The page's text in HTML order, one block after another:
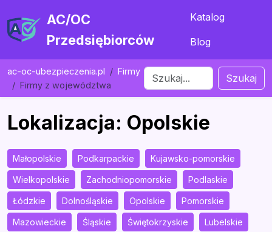
AC/OC
Przedsiębiorców
Katalog
Blog
ac-oc-ubezpieczenia.pl
Firmy
Firmy z województwa
Szukaj
Lokalizacja: Opolskie
Małopolskie Podkarpackie Kujawsko-pomorskie
Wielkopolskie Zachodniopomorskie Podlaskie
Łódzkie Dolnośląskie Opolskie Pomorskie
Mazowieckie Śląskie Świętokrzyskie Lubelskie